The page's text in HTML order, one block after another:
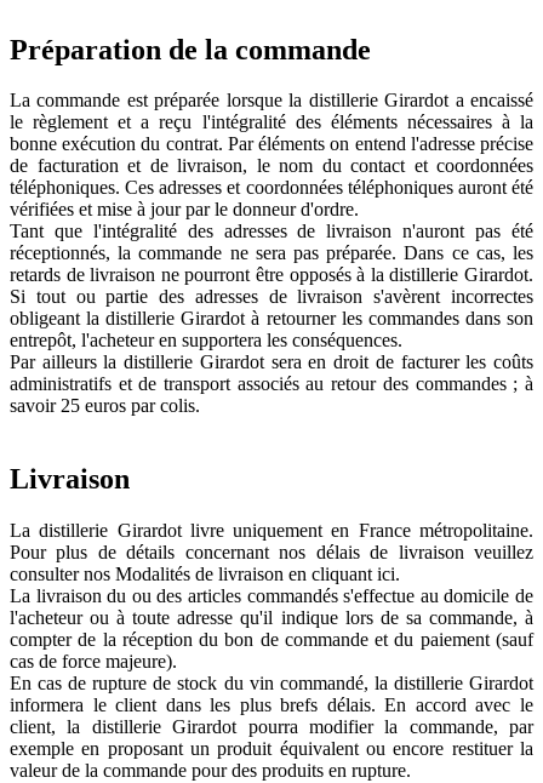
Préparation de la commande
La commande est préparée lorsque la distillerie Girardot a encaissé
le règlement et a reçu l'intégralité des éléments nécessaires à la
bonne exécution du contrat. Par éléments on entend l'adresse précise
de facturation et de livraison, le nom du contact et coordonnées
téléphoniques. Ces adresses et coordonnées téléphoniques auront été
vérifiées et mise à jour par le donneur d'ordre.
Tant que l'intégralité des adresses de livraison n'auront pas été
réceptionnés, la commande ne sera pas préparée. Dans ce cas, les
retards de livraison ne pourront être opposés à la distillerie Girardot.
Si tout ou partie des adresses de livraison s'avèrent incorrectes
obligeant la distillerie Girardot à retourner les commandes dans son
entrepôt, l'acheteur en supportera les conséquences.
Par ailleurs la distillerie Girardot sera en droit de facturer les coûts
administratifs et de transport associés au retour des commandes ; à
savoir 25 euros par colis.
Livraison
La distillerie Girardot livre uniquement en France métropolitaine.
Pour plus de détails concernant nos délais de livraison veuillez
consulter nos Modalités de livraison en cliquant ici.
La livraison du ou des articles commandés s'effectue au domicile de
l'acheteur ou à toute adresse qu'il indique lors de sa commande, à
compter de la réception du bon de commande et du paiement (sauf
cas de force majeure).
En cas de rupture de stock du vin commandé, la distillerie Girardot
informera le client dans les plus brefs délais. En accord avec le
client, la distillerie Girardot pourra modifier la commande, par
exemple en proposant un produit équivalent ou encore restituer la
valeur de la commande pour des produits en rupture.